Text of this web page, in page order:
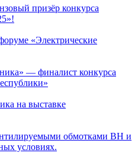
призёр конкурса
«Электрические
— финалист конкурса
на выставке
обмотками ВН и
условиях.